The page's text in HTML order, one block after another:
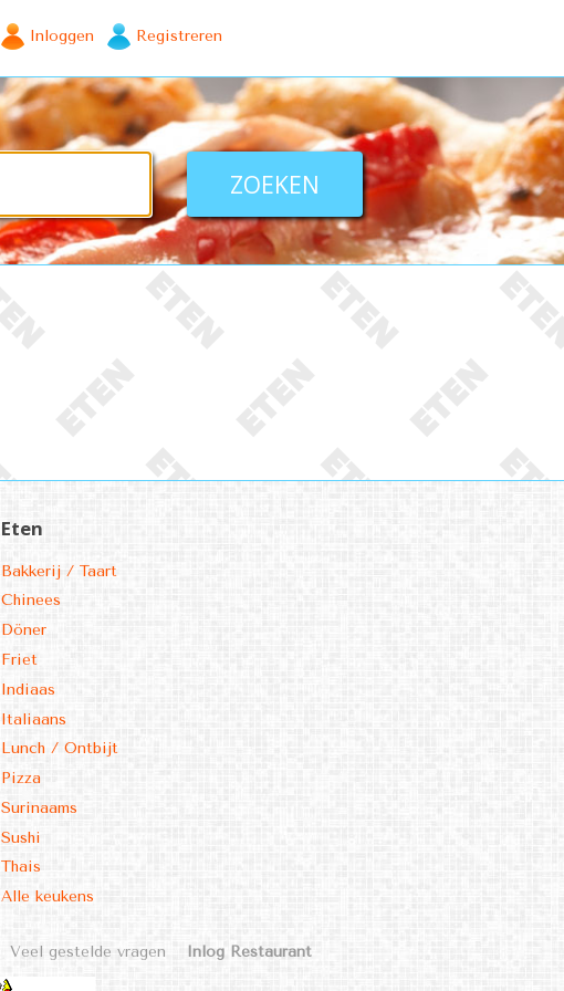
Inloggen Registreren
Eten
Bakkerij / Taart
Chinees
Döner
Friet
Indiaas
Italiaans
Lunch / Ontbijt
Pizza
Surinaams
Sushi
Thais
Alle keukens
Veel gestelde vragen Inlog Restaurant